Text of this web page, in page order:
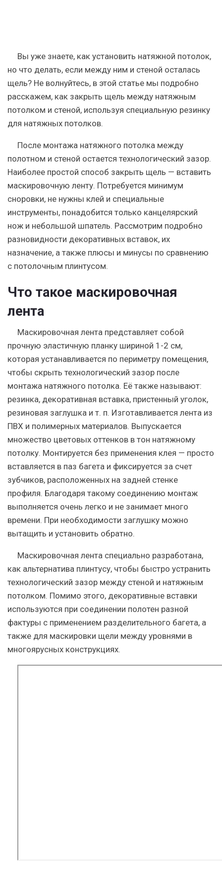
Вы уже знаете, как установить натяжной потолок,
но что делать, если между ним и стеной осталась
щель? Не волнуйтесь, в этой статье мы подробно
расскажем, как закрыть щель между натяжным
потолком и стеной, используя специальную резинку
для натяжных потолков.
После монтажа натяжного потолка между
полотном и стеной остается технологический зазор.
Наиболее простой способ закрыть щель — вставить
маскировочную ленту. Потребуется минимум
сноровки, не нужны клей и специальные
инструменты, понадобится только канцелярский
нож и небольшой шпатель. Рассмотрим подробно
разновидности декоративных вставок, их
назначение, а также плюсы и минусы по сравнению
с потолочным плинтусом.
Что такое маскировочная
лента
Маскировочная лента представляет собой
прочную эластичную планку шириной 1-2 см,
которая устанавливается по периметру помещения,
чтобы скрыть технологический зазор после
монтажа натяжного потолка. Её также называют:
резинка, декоративная вставка, пристенный уголок,
резиновая заглушка и т. п. Изготавливается лента из
ПВХ и полимерных материалов. Выпускается
множество цветовых оттенков в тон натяжному
потолку. Монтируется без применения клея — просто
вставляется в паз багета и фиксируется за счет
зубчиков, расположенных на задней стенке
профиля. Благодаря такому соединению монтаж
выполняется очень легко и не занимает много
времени. При необходимости заглушку можно
вытащить и установить обратно.
Маскировочная лента специально разработана,
как альтернатива плинтусу, чтобы быстро устранить
технологический зазор между стеной и натяжным
потолком. Помимо этого, декоративные вставки
используются при соединении полотен разной
фактуры с применением разделительного багета, а
также для маскировки щели между уровнями в
многоярусных конструкциях.